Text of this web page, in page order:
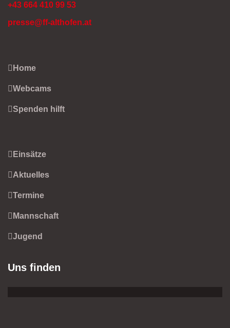
+43 664 410 99 53
presse@ff-althofen.at
Home
Webcams
Spenden hilft
Einsätze
Aktuelles
Termine
Mannschaft
Jugend
Uns finden